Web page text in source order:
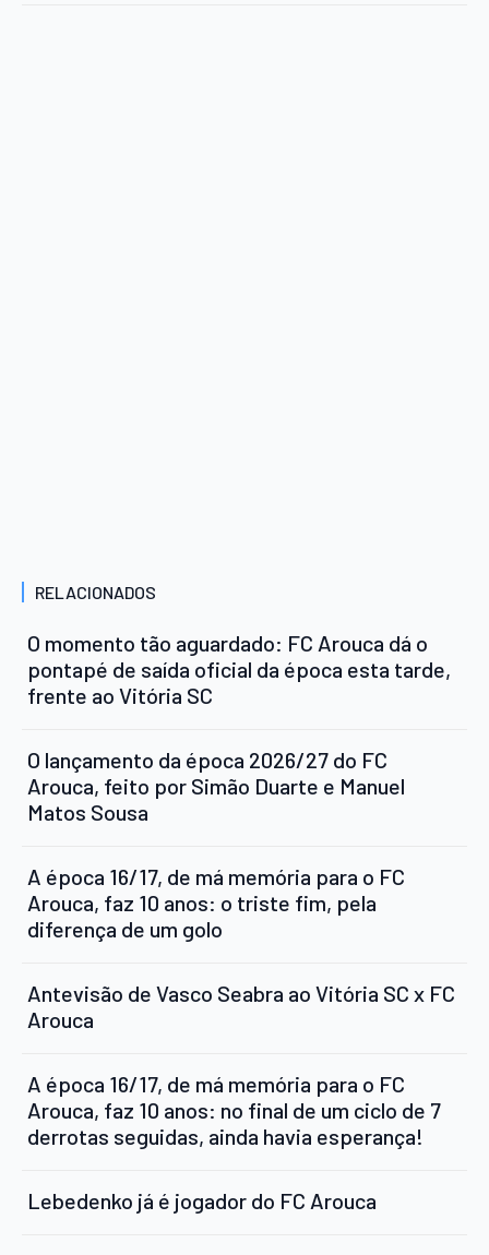
RELACIONADOS
O momento tão aguardado: FC Arouca dá o
pontapé de saída oficial da época esta tarde,
frente ao Vitória SC
O lançamento da época 2026/27 do FC
Arouca, feito por Simão Duarte e Manuel
Matos Sousa
A época 16/17, de má memória para o FC
Arouca, faz 10 anos: o triste fim, pela
diferença de um golo
Antevisão de Vasco Seabra ao Vitória SC x FC
Arouca
A época 16/17, de má memória para o FC
Arouca, faz 10 anos: no final de um ciclo de 7
derrotas seguidas, ainda havia esperança!
Lebedenko já é jogador do FC Arouca